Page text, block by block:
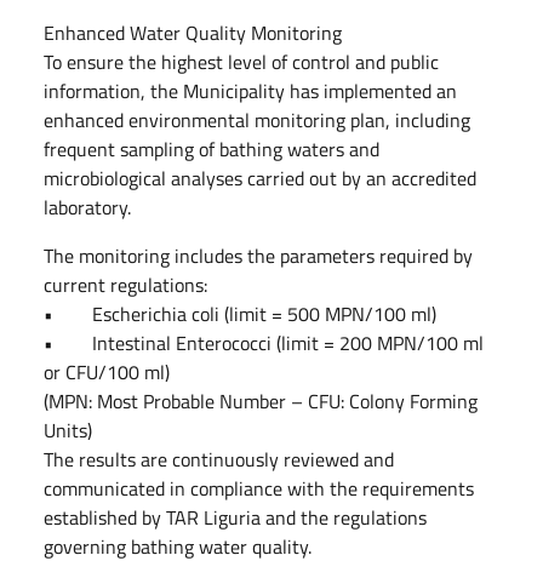
Enhanced Water Quality Monitoring
To ensure the highest level of control and public
information, the Municipality has implemented an
enhanced environmental monitoring plan, including
frequent sampling of bathing waters and
microbiological analyses carried out by an accredited
laboratory.
The monitoring includes the parameters required by
current regulations:
• Escherichia coli (limit = 500 MPN/100 ml)
• Intestinal Enterococci (limit = 200 MPN/100 ml
or CFU/100 ml)
(MPN: Most Probable Number – CFU: Colony Forming
Units)
The results are continuously reviewed and
communicated in compliance with the requirements
established by TAR Liguria and the regulations
governing bathing water quality.